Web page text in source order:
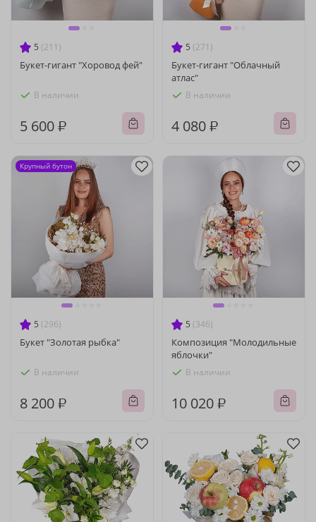
5 (211)
Букет-гигант "Хоровод фей"
В наличии
5 600 ₽
5 (271)
Букет-гигант "Облачный
атлас"
В наличии
4 080 ₽
5 (296)
Букет "Золотая рыбка"
В наличии
8 200 ₽
Крупный бутон
5 (346)
Композиция "Молодильные
яблочки"
В наличии
10 020 ₽